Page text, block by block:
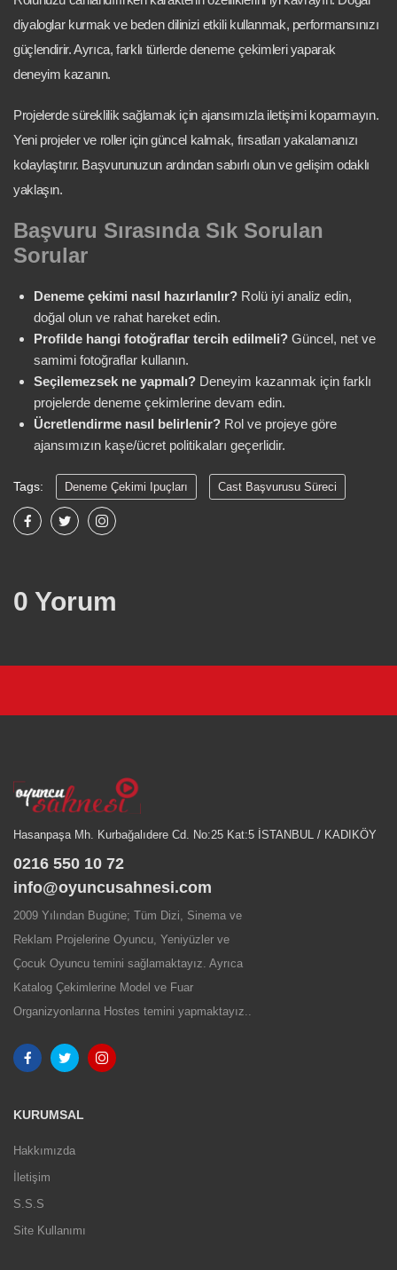
diyaloglar kurmak ve beden dilinizi etkili kullanmak, performansınızı
güçlendirir. Ayrıca, farklı türlerde deneme çekimleri yaparak
deneyim kazanın.
Projelerde süreklilik sağlamak için ajansımızla iletişimi koparmayın.
Yeni projeler ve roller için güncel kalmak, fırsatları yakalamanızı
kolaylaştırır. Başvurunuzun ardından sabırlı olun ve gelişim odaklı
yaklaşın.
Başvuru Sırasında Sık Sorulan
Sorular
Deneme çekimi nasıl hazırlanılır?Rolü iyi analiz edin,
doğal olun ve rahat hareket edin.
Profilde hangi fotoğraflar tercih edilmeli?Güncel, net ve
samimi fotoğraflar kullanın.
Seçilemezsek ne yapmalı?Deneyim kazanmak için farklı
projelerde deneme çekimlerine devam edin.
Ücretlendirme nasıl belirlenir?Rol ve projeye göre
ajansımızın kaşe/ücret politikaları geçerlidir.
Tags: Deneme Çekimi Ipuçları Cast Başvurusu Süreci
Ajans Oyuncu Seçimi
Erzincan Yetişkin Oyuncu Başvurusu
0 Yorum
Hasanpaşa Mh. Kurbağalıdere Cd. No:25 Kat:5 İSTANBUL / KADIKÖY
0216 550 10 72
info@oyuncusahnesi.com
2009 Yılından Bugüne; Tüm Dizi, Sinema ve
Reklam Projelerine Oyuncu, Yeniyüzler ve
Çocuk Oyuncu temini sağlamaktayız. Ayrıca
Katalog Çekimlerine Model ve Fuar
Organizyonlarına Hostes temini yapmaktayız..
KURUMSAL
Hakkımızda
İletişim
S.S.S
Site Kullanımı